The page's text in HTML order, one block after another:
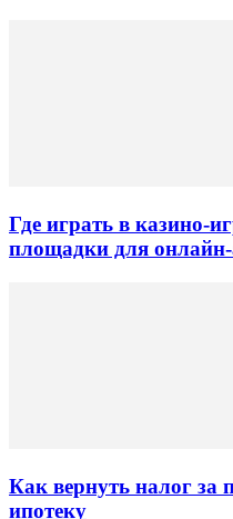
Где играть в казино-
площадки для онлайн-
Как вернуть налог за
ипотеку